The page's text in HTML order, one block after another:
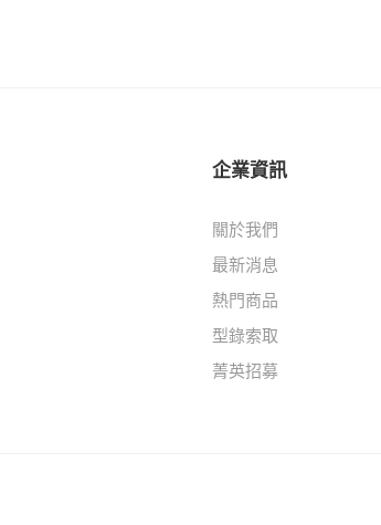
企業資訊
關於我們
最新消息
熱門商品
型錄索取
菁英招募